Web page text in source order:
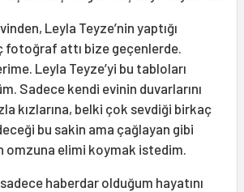
Leyla Teyze’nin yaptığı
fotoğraf attı bize geçenlerde.
Leyla Teyze’yi bu tabloları
Sadece kendi evinin duvarlarını
kızlarına, belki çok sevdiği birkaç
bu sakin ama çağlayan gibi
omzuna elimi koymak istedim.
haberdar olduğum hayatını